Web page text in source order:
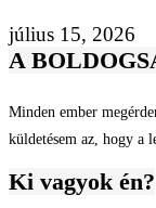
július 15, 2026
A
Minden ember
küldetésem az, hogy a
Ki vagyok én?